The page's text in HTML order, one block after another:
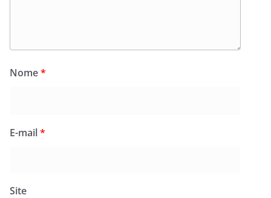
Nome*
E-mail*
Site